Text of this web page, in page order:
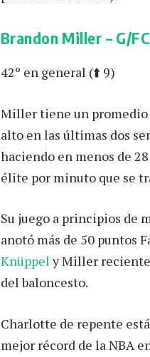
Brandon Miller – G/
42º en general (⬆️ 9)
Miller tiene un promedio
alto en las últimas dos
haciendo en menos de
élite por minuto que se
Su juego a principios de
anotó más de 50 puntos
Knüppel y Miller
del baloncesto.
Charlotte de repente
mejor récord de la NBA